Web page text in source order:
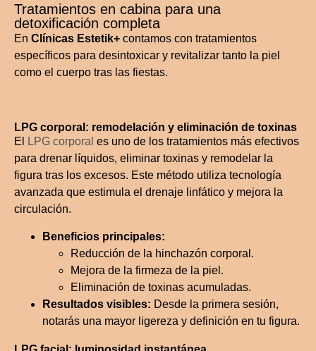
Tratamientos en cabina para una
detoxificación completa
En Clínicas Estetik+ contamos con tratamientos
específicos para desintoxicar y revitalizar tanto la piel
como el cuerpo tras las fiestas.
LPG corporal: remodelación y eliminación de toxinas
El
LPG corporal es uno de los tratamientos más efectivos
para drenar líquidos, eliminar toxinas y remodelar la
figura tras los excesos. Este método utiliza tecnología
avanzada que estimula el drenaje linfático y mejora la
circulación.
Beneficios principales:
Reducción de la hinchazón corporal.
Mejora de la firmeza de la piel.
Eliminación de toxinas acumuladas.
Resultados visibles: Desde la primera sesión,
notarás una mayor ligereza y definición en tu figura.